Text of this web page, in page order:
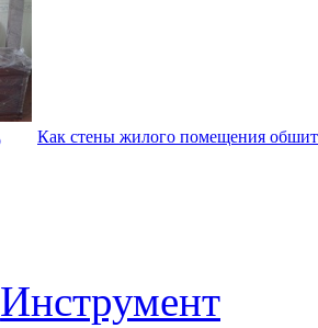
Как стены жилого помещения
Инструмент